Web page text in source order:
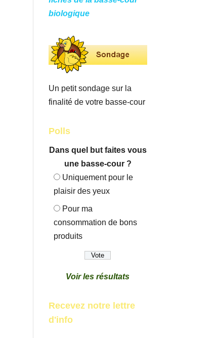
biologique
Un petit sondage sur la
finalité de votre basse-cour
Polls
Dans quel but faites vous
une basse-cour ?
Uniquement pour le
plaisir des yeux
Pour ma
consommation de bons
produits
Voir les résultats
Recevez notre lettre
d'info